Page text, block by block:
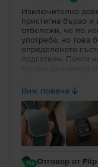
Изключително
пристигна бързо и
отбележи, че по
употреба, но това
определеното
подготвен. Почти
съвсем
състоянието на
на всеки да
техника!
Виж повече
Отговор от Flip